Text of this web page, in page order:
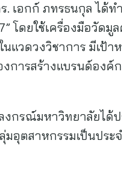
อกก์ ภทรธนกุล ได้ทำ
โดยใช้เครื่องมือวัดมู
แวดวงวิชาการ มีเป้า
ารสร้างแบรนด์องค์ก
งกรณ์มหาวิทยาลัยได้
อุตสาหกรรมเป็นประ